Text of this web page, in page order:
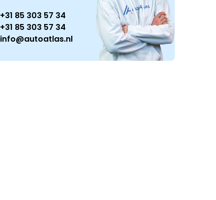
+31 85 303 57 34
+31 85 303 57 34
info@autoatlas.nl